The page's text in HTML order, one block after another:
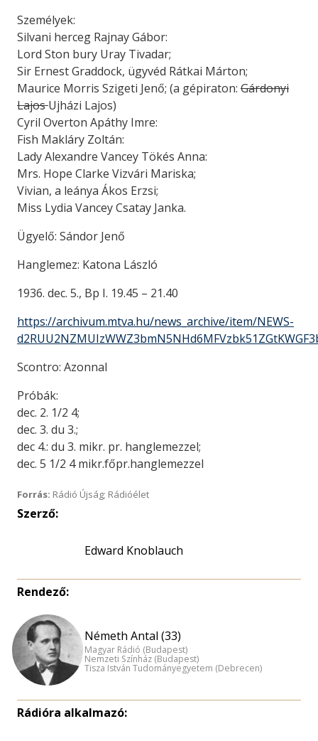
Személyek:
Silvani herceg Rajnay Gábor:
Lord Ston bury Uray Tivadar;
Sir Ernest Graddock, ügyvéd Rátkai Márton;
Maurice Morris Szigeti Jenő; (a gépiraton: Gárdonyi
LajosUjházi Lajos)
Cyril Overton Apáthy Imre:
Fish Makláry Zoltán:
Lady Alexandre Vancey Tökés Anna:
Mrs. Hope Clarke Vizvári Mariska;
Vivian, a leánya Ákos Erzsi;
Miss Lydia Vancey Csatay Janka.
Ügyelő: Sándor Jenő
Hanglemez: Katona László
1936. dec. 5., Bp I. 19.45 – 21.40
https://archivum.mtva.hu/news_archive/item/NEWS-
Scontro: Azonnal
Próbák:
dec. 2. 1/2 4;
dec. 3. du 3.;
dec 4.: du 3. mikr. pr. hanglemezzel;
dec. 5 1/2 4 mikr.főpr.hanglemezzel
Forrás: Rádió Újság; Rádióélet
Szerző:
Edward Knoblauch
Rendező:
Németh Antal (33)
Magyar Rádió (Budapest)
Nemzeti Színház (Budapest)
Tisza István Tudományegyetem (Debrecen)
Rádióra alkalmazó: